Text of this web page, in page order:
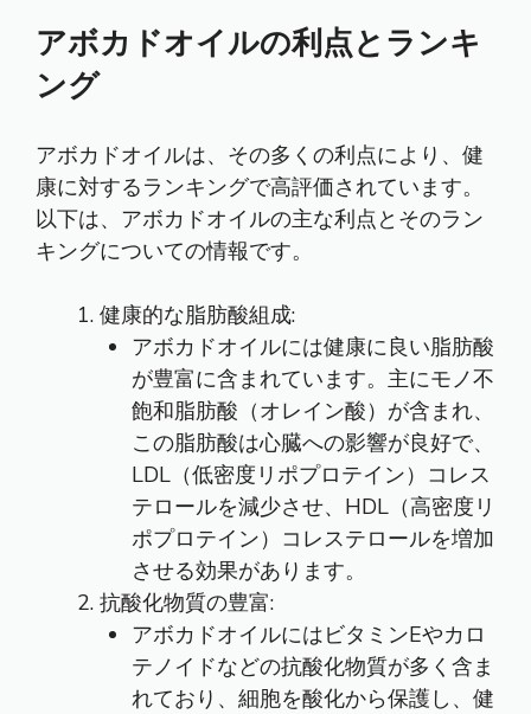
アボカドオイルの利点とランキ
ング
アボカドオイルは、その多くの利点により、健
康に対するランキングで高評価されています。
以下は、アボカドオイルの主な利点とそのラン
キングについての情報です。
健康的な脂肪酸組成:
アボカドオイルには健康に良い脂肪酸
が豊富に含まれています。主にモノ不
飽和脂肪酸（オレイン酸）が含まれ、
この脂肪酸は心臓への影響が良好で、
LDL（低密度リポプロテイン）コレス
テロールを減少させ、HDL（高密度リ
ポプロテイン）コレステロールを増加
させる効果があります。
抗酸化物質の豊富:
アボカドオイルにはビタミンEやカロ
テノイドなどの抗酸化物質が多く含ま
れており、細胞を酸化から保護し、健